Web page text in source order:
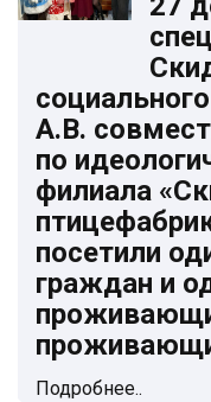
А.В.
по
филиала
посетили
граждан и
Подробнее..